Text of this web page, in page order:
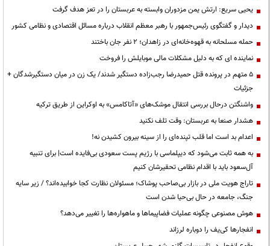
یحیی سریع: ارتش یمن مزدوران وابسته به عربستان را در تعز هدف گرفت
دیدار و گفتگوی رئیس‌جمهور با رهبر معظم انقلاب درباره مسائل اقتصادی و نظامی کشور
حمله مسلحانه به قهوه‌خانه‌ای در زاهدان؛ ۲ نفر جان باختند
نماینده ای که به دلیل مشکلات مالی موبایلش را فروخت
۵ متهم در پرونده قتل حمیدرضا رجب‌زاده دستگیر شدند/ یک زن در میان دستگیرشدگان +
جزئیات
واشنگتن درحال بررسی انتقال موشک‌های «آتاکامس» به اوکراین از طریق ترکیه
هشدار صنعا به عربستان: وقت تلف نکنید
اعدام بد است اما قلب تپنده‌ای را از سینه بیرون کشیدن نه!
به همه ثابت می‌شود که دیپلماسی با رژیم پست سعودی بی‌فایده است| برای تنبیه
آل‌سعود باید با اقدام نظامی تحقیرشان کنیم
تاراج هویت ملی در بازار بی‌صاحب پوشاک؛ مسئولان نظارت کجا خوابیده‌اند؟ / زیر سایه
جنگ، جامعه در حال بی‌حیا شدن است
هوش مصنوعی چگونه عملیات فضاپیماها و ماهواره‌ها را تغییر می‌دهد؟
انفجارها کی‌یف را دوباره لرزاند